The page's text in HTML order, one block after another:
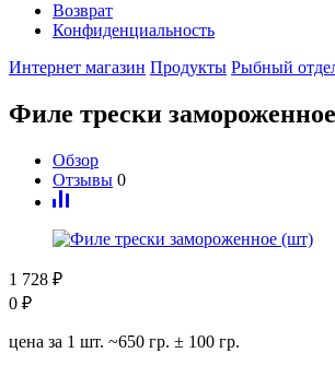
Возврат
Конфиденциальность
Интернет магазин Продукты Рыбный
Филе трески
Обзор
Отзывы 0
1 728 ₽
0 ₽
цена за 1 шт. ~650 гр. ± 100 гр.